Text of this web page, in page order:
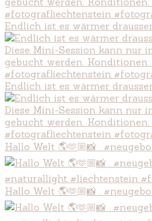
Endlich ist es wärmer
Endlich ist es wärmer
Hallo Welt 🌎🫶🏼📸 .
Hallo Welt 🌎🫶🏼📸 .